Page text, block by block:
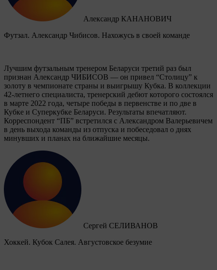
Александр КАНАНОВИЧ
Футзал. Александр Чибисов. Нахожусь в своей команде
Лучшим футзальным тренером Беларуси третий раз был
признан Александр ЧИБИСОВ — он привел “Столицу” к
золоту в чемпионате страны и выигрышу Кубка. В коллекции
42-летнего специалиста, тренерский дебют которого состоялся
в марте 2022 года, четыре победы в первенстве и по две в
Кубке и Суперкубке Беларуси. Результаты впечатляют.
Корреспондент “ПБ” встретился с Александром Валерьевичем
в день выхода команды из отпуска и побеседовал о днях
минувших и планах на ближайшие месяцы.
Сергей СЕЛИВАНОВ
Хоккей. Кубок Салея. Августовское безумие